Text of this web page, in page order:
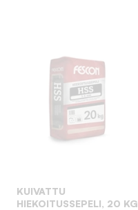
KUIVATTU
HIEKOITUSSEPELI, 20 KG